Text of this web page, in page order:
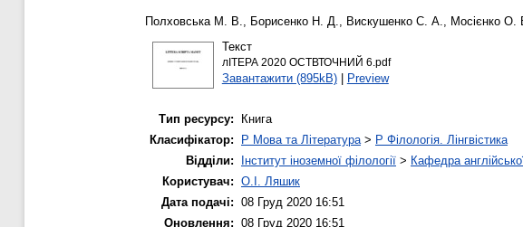
Полховська М. В., Борисенко Н. Д., Вискушенко С. А., Мосієнко О.
Текст
лІТЕРА 2020 ОСТВТОЧНИЙ 6.pdf
Завантажити (895kB)| Preview
Тип ресурсу:
Книга
Класифікатор:
P Мова та Література> P Філологія. Лінгвістика
Відділи:
Інститут іноземної філології > Кафедра
Користувач: О.І. Ляшик
Дата подачі: 08 Груд 2020 16:51
Оновлення: 08 Груд 2020 16:51